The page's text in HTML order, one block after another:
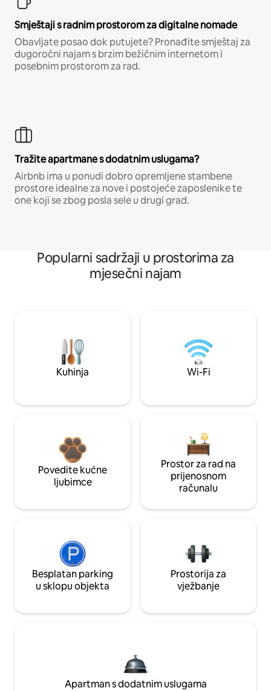
Smještaji s radnim prostorom za digitalne nomade
Obavljate posao dok putujete? Pronađite smještaj za
dugoročni najam s brzim bežičnim internetom i
posebnim prostorom za rad.
Tražite apartmane s dodatnim uslugama?
Airbnb ima u ponudi dobro opremljene stambene
prostore idealne za nove i postojeće zaposlenike te
one koji se zbog posla sele u drugi grad.
Popularni sadržaji u prostorima za
mjesečni najam
Kuhinja Wi-Fi
Povedite kućne
ljubimce
Prostor za rad na
prijenosnom
računalu
Besplatan parking
u sklopu objekta
Prostorija za
vježbanje
Apartman s dodatnim uslugama